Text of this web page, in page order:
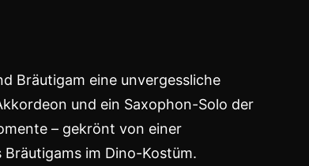
Bräutigam eine unvergessliche
und ein Saxophon-Solo der
– gekrönt von einer
im Dino-Kostüm.